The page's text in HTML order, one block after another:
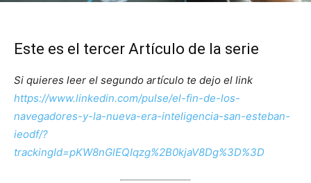
Este es el tercer Artículo de la serie
Si quieres leer el segundo artículo te dejo el link
https://www.linkedin.com/pulse/el-fin-de-los-
navegadores-y-la-nueva-era-inteligencia-san-esteban-
ieodf/?
trackingId=pKW8nGlEQIqzg%2B0kjaV8Dg%3D%3D